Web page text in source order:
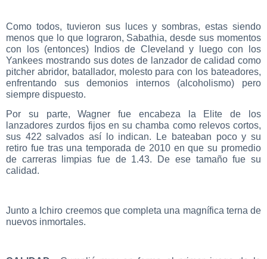
Como todos, tuvieron sus luces y sombras, estas siendo
menos que lo que lograron, Sabathia, desde sus momentos
con los (entonces) Indios de Cleveland y luego con los
Yankees mostrando sus dotes de lanzador de calidad como
pitcher abridor, batallador, molesto para con los bateadores,
enfrentando sus demonios internos (alcoholismo) pero
siempre dispuesto.
Por su parte, Wagner fue encabeza la Elite de los
lanzadores zurdos fijos en su chamba como relevos cortos,
sus 422 salvados así lo indican. Le bateaban poco y su
retiro fue tras una temporada de 2010 en que su promedio
de carreras limpias fue de 1.43. De ese tamaño fue su
calidad.
Junto a Ichiro creemos que completa una magnífica terna de
nuevos inmortales.